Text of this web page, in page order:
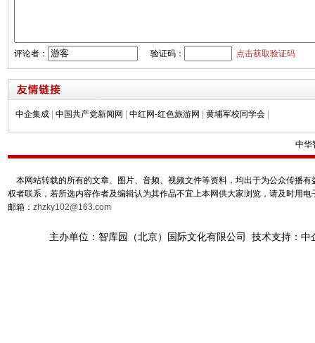
评论者： 验证码： 点击获取验证码
中企集成 中国共产党新闻网 中红网-红色旅游网 黄埔军校同学会
中华
本网站转载的所有的文章、图片、音频、视频文件等资料，均出于为公众传播
权者联系，若所选内容作者及编辑认为其作品不宜上本网供大家浏览，请及时用
邮箱： zhzky102@163.com
主办单位：智库园（北京）国际文化有限公司 技术支持：